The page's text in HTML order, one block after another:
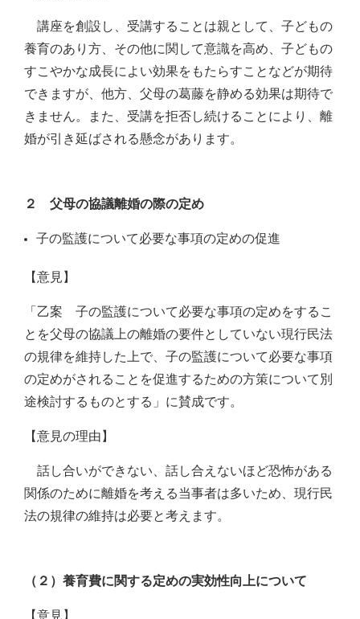
講座を創設し、受講することは親として、子どもの
養育のあり方、その他に関して意識を高め、子どもの
すこやかな成長によい効果をもたらすことなどが期待
できますが、他方、父母の葛藤を静める効果は期待で
きません。また、受講を拒否し続けることにより、離
婚が引き延ばされる懸念があります。
２ 父母の協議離婚の際の定め
子の監護について必要な事項の定めの促進
【意見】
「乙案 子の監護について必要な事項の定めをするこ
とを父母の協議上の離婚の要件としていない現行民法
の規律を維持した上で、子の監護について必要な事項
の定めがされることを促進するための方策について別
途検討するものとする」に賛成です。
【意見の理由】
話し合いができない、話し合えないほど恐怖がある
関係のために離婚を考える当事者は多いため、現行民
法の規律の維持は必要と考えます。
（２）養育費に関する定めの実効性向上について
【意見】